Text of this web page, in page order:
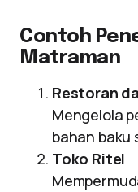
Contoh
Matraman
Restoran
Mengelola
bahan baku
Toko Ritel